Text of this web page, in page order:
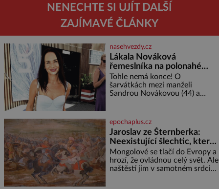
NENECHTE SI UJÍT DALŠÍ
ZAJÍMAVÉ ČLÁNKY
nasehvezdy.cz
Lákala Nováková
řemeslníka na polonahé
tělo!
Tohle nemá konce! O
šarvátkách mezi manželi
Sandrou Novákovou (44) a
by doufal, že horká zem u
herečky ze seriálu Ulice a
režiséra vychladne,
epochaplus.cz
Jaroslav ze Šternberka:
Neexistující šlechtic, který
z Moravy vyžene Mongoly
Mongolové se tlačí do Evropy a
hrozí, že ovládnou celý svět. Ale
naštěstí jim v samotném srdci